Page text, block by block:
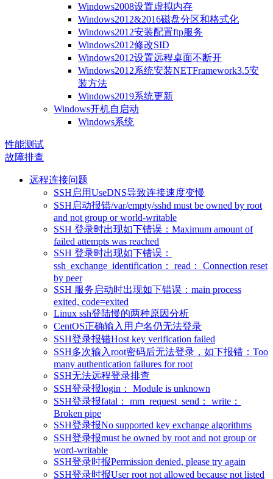
Windows2008设置虚拟内存
Windows2012&2016磁盘分区和格式化
Windows2012安装配置ftp服务
Windows2012修改SID
Windows2012设置远程桌面不断开
Windows2012系统安装NETFramework3.5安
装方法
Windows2019系统更新
Windows开机自启动
Windows系统
性能测试
故障排查
远程连接问题
SSH启用UseDNS导致连接速度变慢
SSH启动报错/var/empty/sshd must be owned by root
and not group or world-writable
SSH 登录时出现如下错误：Maximum amount of
failed attempts was reached
SSH 登录时出现如下错误：
ssh_exchange_identification： read： Connection reset
by peer
SSH 服务启动时出现如下错误：main process
exited, code=exited
Linux ssh登陆慢的两种原因分析
CentOS正确输入用户名仍无法登录
SSH登录报错Host key verification failed
SSH多次输入root密码后无法登录，如下报错：Too
many authentication failures for root
SSH无法远程登录排查
SSH登录报login： Module is unknown
SSH登录报fatal： mm_request_send： write：
Broken pipe
SSH登录报No supported key exchange algorithms
SSH登录报must be owned by root and not group or
word-writable
SSH登录时报Permission denied, please try again
SSH登录时报User root not allowed because not listed